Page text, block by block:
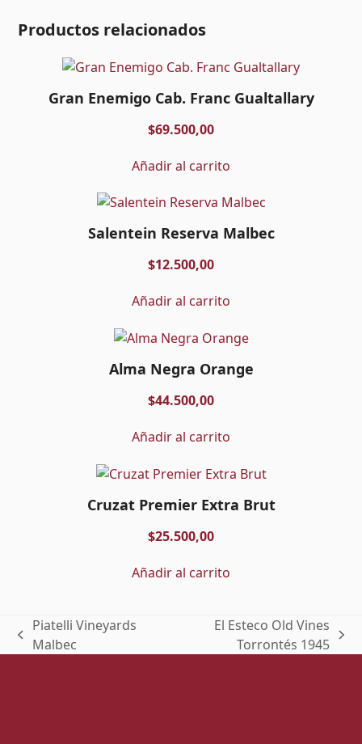
Productos relacionados
Gran Enemigo Cab. Franc Gualtallary
$69.500,00
Añadir al carrito
Salentein Reserva Malbec
$12.500,00
Añadir al carrito
Alma Negra Orange
$44.500,00
Añadir al carrito
Cruzat Premier Extra Brut
$25.500,00
Añadir al carrito
previous
Piatelli Vineyards
Malbec
El Esteco Old Vines
Torrontés 1945